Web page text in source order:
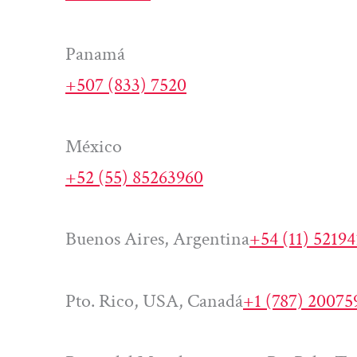
Panamá
+507 (833) 7520
México
+52 (55) 85263960
Buenos Aires, Argentina+54 (11)
Pto. Rico, USA, Canadá+1 (787)